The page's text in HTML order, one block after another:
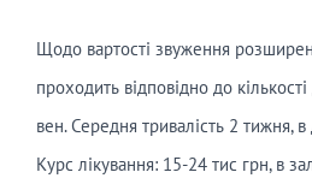
Щодо вартості звуження
проходить відповідно до
вен. Середня тривалість 2 тижня,
Курс лікування: 15-24 тис грн, в